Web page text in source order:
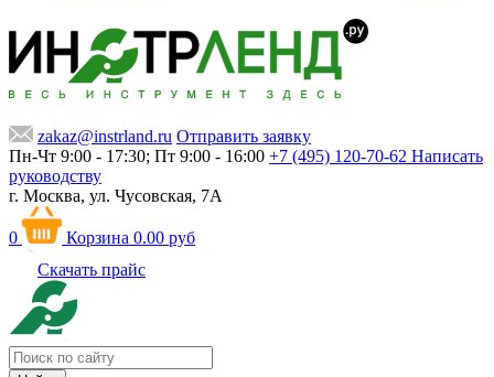
zakaz@instrland.ru Отправить заявку
Пн-Чт 9:00 - 17:30; Пт 9:00 - 16:00 +7 (495) 120-70-62 Написать
руководству
г. Москва, ул. Чусовская, 7А
0 Корзина 0.00 руб
Скачать прайс